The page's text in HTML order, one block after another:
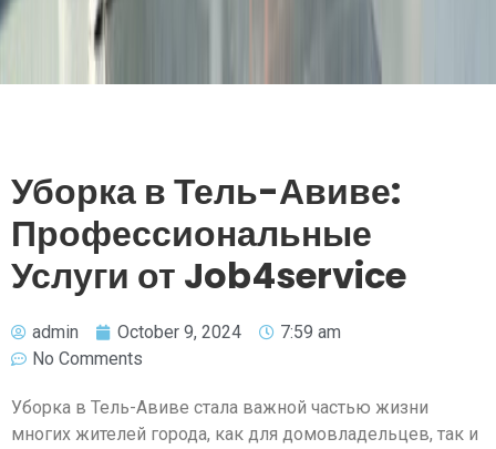
Уборка в Тель-Авиве:
Профессиональные
Услуги от Job4service
admin October 9, 2024
7:59 am
No Comments
Уборка в Тель-Авиве стала важной частью жизни
многих жителей города, как для домовладельцев, так и